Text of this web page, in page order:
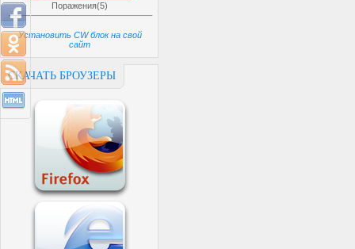
Поражения(5)
Установить CW блок на свой
сайт
СКАЧАТЬ БРОУЗЕРЫ